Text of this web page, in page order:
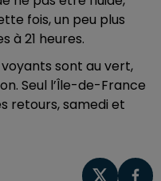
fois, un peu plus
à 21 heures.
sont au vert,
Seul l’Île-de-France
retours, samedi et